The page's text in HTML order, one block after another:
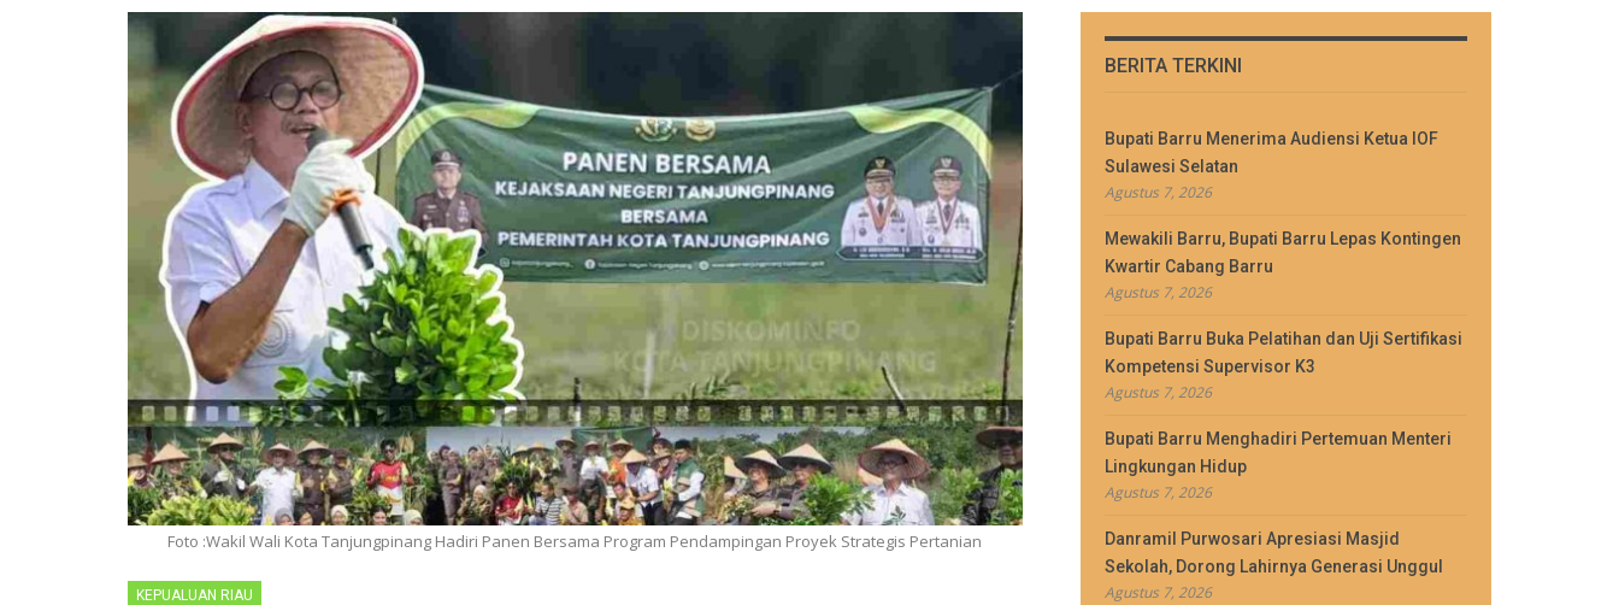
Foto :Wakil Wali Kota Tanjungpinang Hadiri Panen Bersama Program Pendampingan Proyek Strategis Pertanian
KEPUALUAN RIAU
BERITA TERKINI
Bupati Barru Menerima Audiensi Ketua IOF
Sulawesi Selatan
Agustus 7, 2026
Mewakili Barru, Bupati Barru Lepas Kontingen
Kwartir Cabang Barru
Agustus 7, 2026
Bupati Barru Buka Pelatihan dan Uji Sertifikasi
Kompetensi Supervisor K3
Agustus 7, 2026
Bupati Barru Menghadiri Pertemuan Menteri
Lingkungan Hidup
Agustus 7, 2026
Danramil Purwosari Apresiasi Masjid
Sekolah, Dorong Lahirnya Generasi Unggul
Agustus 7, 2026